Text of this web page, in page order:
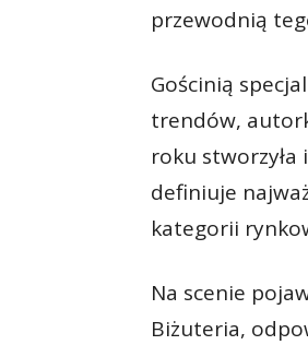
przewodnią
Gościnią
trendów,
roku
definiuje
kategorii
Na scenie
Biżuteria,